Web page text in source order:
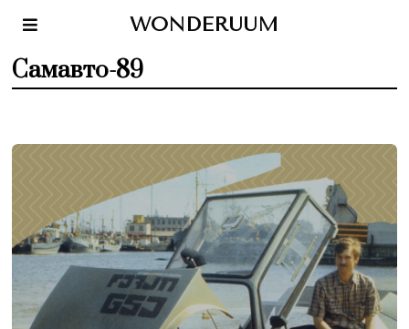
WONDERUUM
Самавто-89